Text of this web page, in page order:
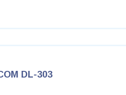
DL-303